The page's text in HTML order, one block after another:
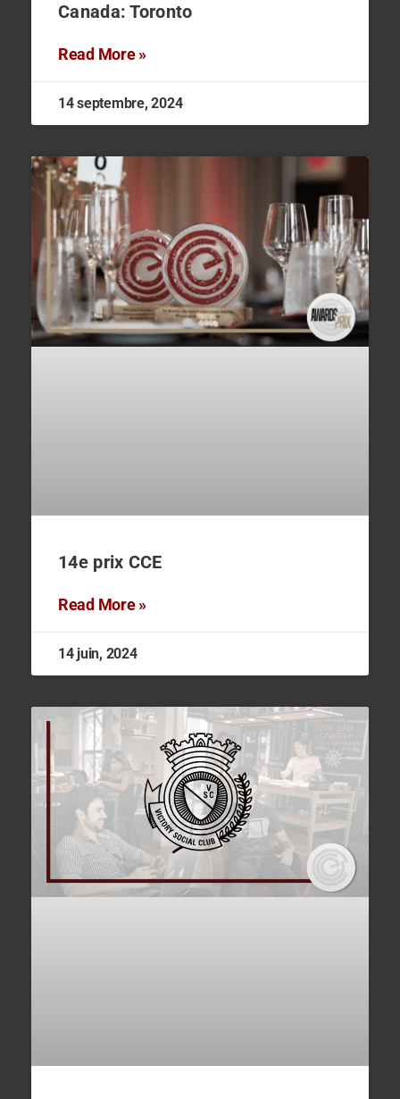
Canada: Toronto
Read More »
14 septembre, 2024
14e prix CCE
Read More »
14 juin, 2024